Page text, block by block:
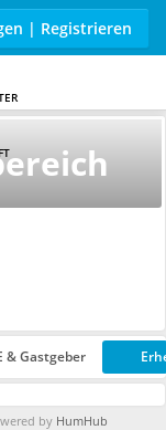
| Registrieren
& Gastgeber
by HumHub